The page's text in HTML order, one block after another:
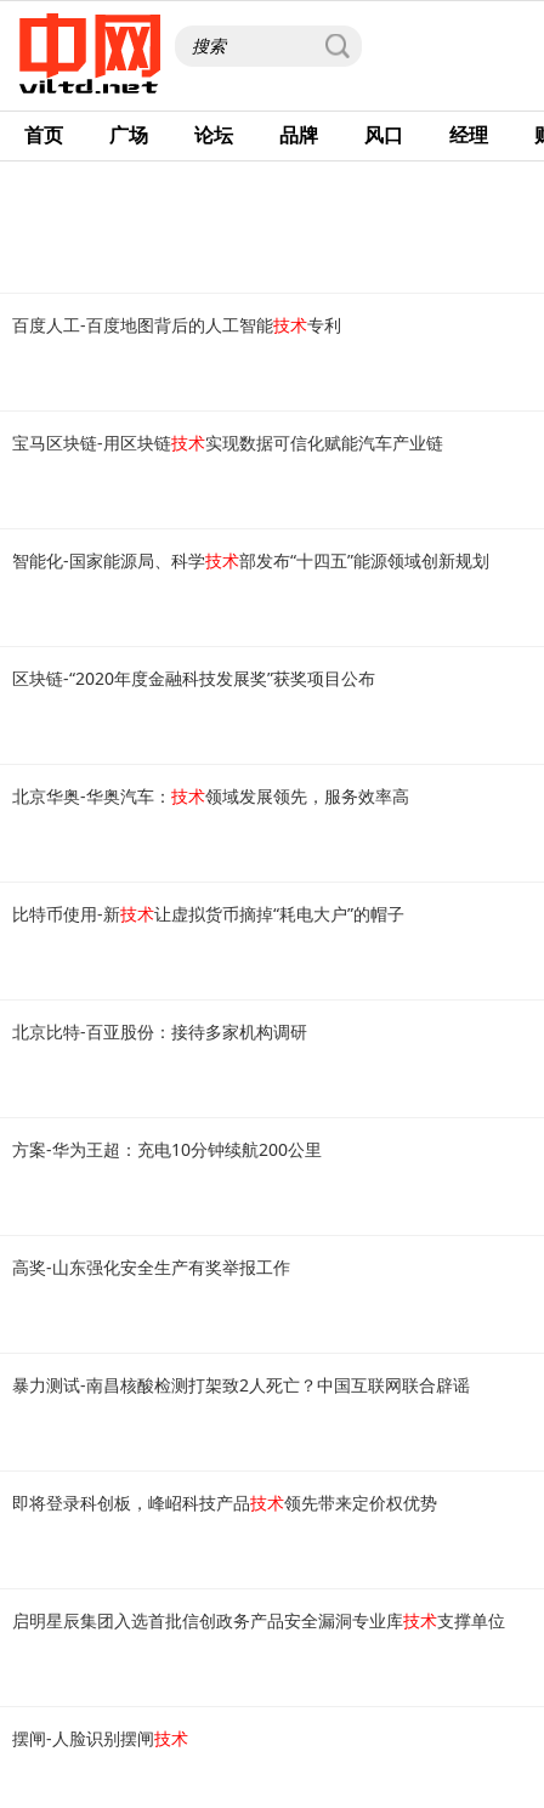
首页 广场 论坛 品牌 风口 经理
百度人工-百度地图背后的人工智能技术专利
宝马区块链-用区块链技术实现数据可信化赋能汽车产业链
智能化-国家能源局、科学技术部发布“十四五”能源领域创新规划
区块链-“2020年度金融科技发展奖”获奖项目公布
北京华奥-华奥汽车： 技术领域发展领先，服务效率高
比特币使用-新技术让虚拟货币摘掉“耗电大户”的帽子
北京比特-百亚股份：接待多家机构调研
方案-华为王超：充电10分钟续航200公里
高奖-山东强化安全生产有奖举报工作
暴力测试-南昌核酸检测打架致2人死亡？中国互联网联合辟谣
即将登录科创板，峰岹科技产品技术领先带来定价权优势
启明星辰集团入选首批信创政务产品安全漏洞专业库技术支撑单位
摆闸-人脸识别摆闸技术